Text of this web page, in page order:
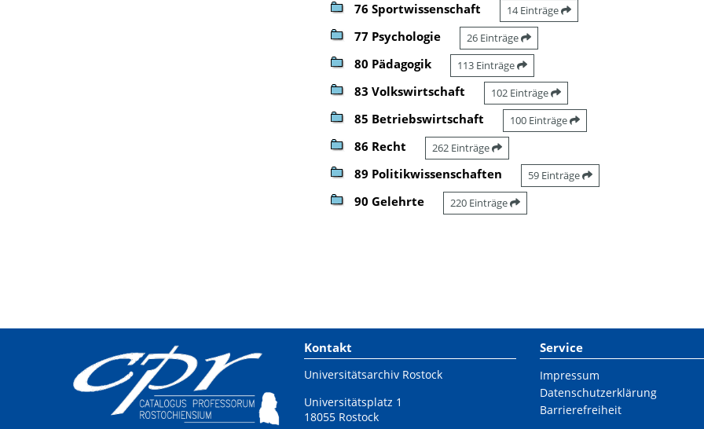
76 Sportwissenschaft 14 Einträge
77 Psychologie 26 Einträge
80 Pädagogik 113 Einträge
83 Volkswirtschaft 102 Einträge
85 Betriebswirtschaft 100 Einträge
86 Recht 262 Einträge
89 Politikwissenschaften 59 Einträge
90 Gelehrte 220 Einträge
Kontakt
Universitätsarchiv Rostock
Universitätsplatz 1
18055 Rostock
Service
Impressum
Datenschutzerklärung
Barrierefreiheit